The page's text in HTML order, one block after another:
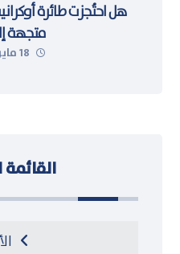
هل احتُجزت طائرة
متجهة
18 مايو، 2026
القائمة